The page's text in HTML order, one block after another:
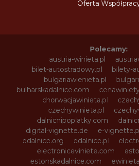
Oferta
Polecamy:
austria-winieta.pl
bilet-autostradowy.pl
bilety-
bulgariawienieta.pl
bulharskadalnice.com
chorwacjawinieta.pl
czechywinieta.pl
dalnicnipoplatky.com
digital-vignette.de
e-
edalnice.org
edalnice.pl
electroniceviniete.com
estonskadalnice.com